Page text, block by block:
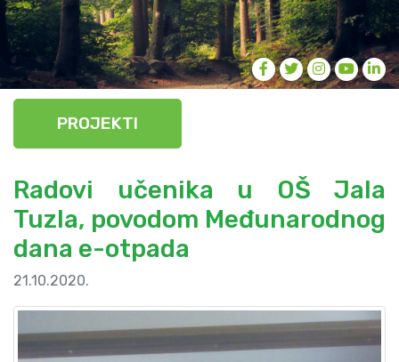
PROJEKTI
Radovi učenika u OŠ Jala
Tuzla, povodom Međunarodnog
dana e-otpada
21.10.2020.